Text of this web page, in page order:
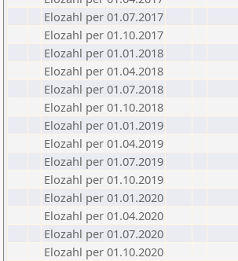
Elozahl per 01.07.2017
Elozahl per 01.10.2017
Elozahl per 01.01.2018
Elozahl per 01.04.2018
Elozahl per 01.07.2018
Elozahl per 01.10.2018
Elozahl per 01.01.2019
Elozahl per 01.04.2019
Elozahl per 01.07.2019
Elozahl per 01.10.2019
Elozahl per 01.01.2020
Elozahl per 01.04.2020
Elozahl per 01.07.2020
Elozahl per 01.10.2020